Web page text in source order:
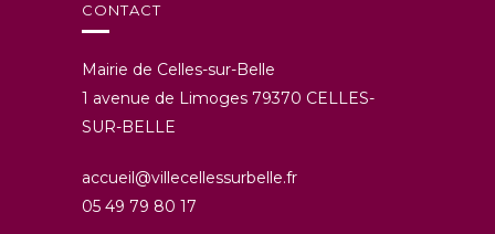
CONTACT
Mairie de Celles-sur-Belle
1 avenue de Limoges 79370 CELLES-
SUR-BELLE
accueil@villecellessurbelle.fr
05 49 79 80 17